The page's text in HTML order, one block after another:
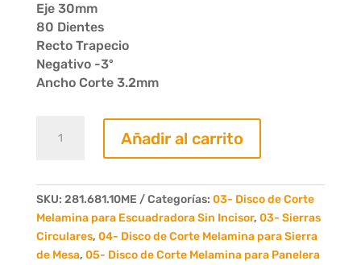
Eje 30mm
80 Dientes
Recto Trapecio
Negativo -3º
Ancho Corte 3.2mm
Circular
x
3.2
x
30
Añadir al carrito
SKU: 281.681.10ME Categorías: 03- Disco de Corte
Melamina para Escuadradora Sin Incisor, 03- Sierras
Circulares, 04- Disco de Corte Melamina para Sierra
de Mesa, 05- Disco de Corte Melamina para Panelera